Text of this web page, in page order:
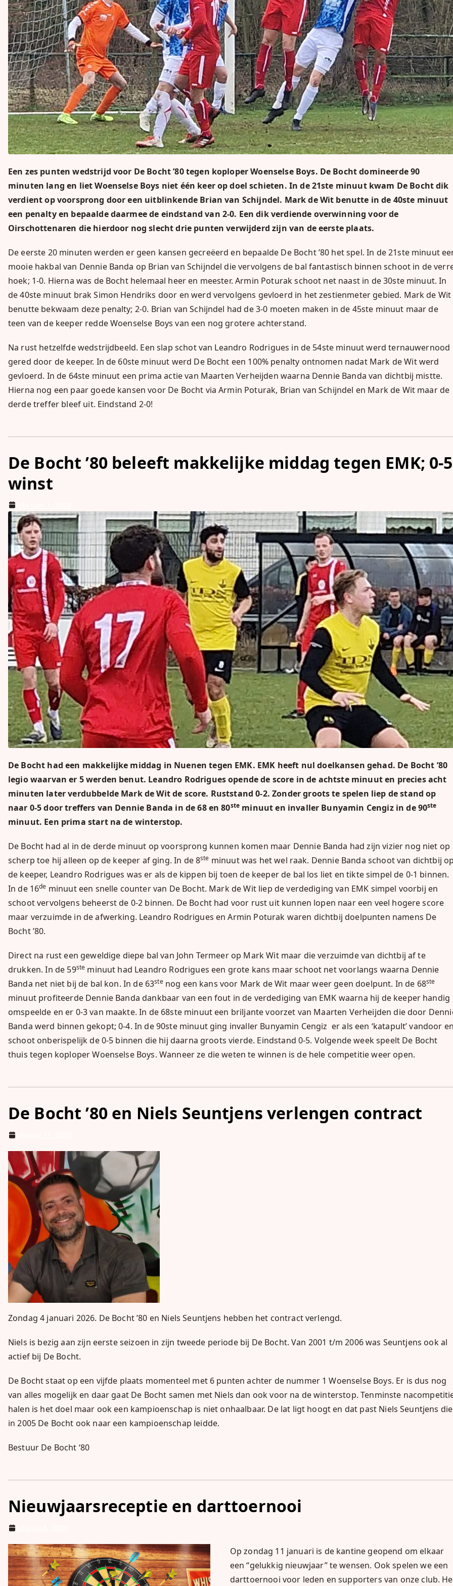
Een zes punten wedstrijd voor De Bocht ’80 tegen koploper Woenselse Boys. De Bocht domineerde 90
minuten lang en liet Woenselse Boys niet één keer op doel schieten. In de 21ste minuut kwam De Bocht dik
verdient op voorsprong door een uitblinkende Brian van Schijndel. Mark de Wit benutte in de 40ste minuut
een penalty en bepaalde daarmee de eindstand van 2-0. Een dik verdiende overwinning voor de
Oirschottenaren die hierdoor nog slecht drie punten verwijderd zijn van de eerste plaats.
De eerste 20 minuten werden er geen kansen gecreëerd en bepaalde De Bocht ’80 het spel. In de 21ste minuut
mooie hakbal van Dennie Banda op Brian van Schijndel die vervolgens de bal fantastisch binnen schoot in de
hoek; 1-0. Hierna was de Bocht helemaal heer en meester. Armin Poturak schoot net naast in de 30ste minuut. In
de 40ste minuut brak Simon Hendriks door en werd vervolgens gevloerd in het zestienmeter gebied. Mark de Wit
benutte bekwaam deze penalty; 2-0. Brian van Schijndel had de 3-0 moeten maken in de 45ste minuut maar de
teen van de keeper redde Woenselse Boys van een nog grotere achterstand.
Na rust hetzelfde wedstrijdbeeld. Een slap schot van Leandro Rodrigues in de 54ste minuut werd ternauwernood
gered door de keeper. In de 60ste minuut werd De Bocht een 100% penalty ontnomen nadat Mark de Wit werd
gevloerd. In de 64ste minuut een prima actie van Maarten Verheijden waarna Dennie Banda van dichtbij mistte.
Hierna nog een paar goede kansen voor De Bocht via Armin Poturak, Brian van Schijndel en Mark de Wit maar de
derde treffer bleef uit. Eindstand 2-0!
De Bocht ’80 beleeft makkelijke middag tegen EMK; 0-5
winst
De Bocht had een makkelijke middag in Nuenen tegen EMK. EMK heeft nul doelkansen gehad. De Bocht ’80
legio waarvan er 5 werden benut. Leandro Rodrigues opende de score in de achtste minuut en precies acht
minuten later verdubbelde Mark de Wit de score. Ruststand 0-2. Zonder groots te spelen liep de stand op
naar 0-5 door treffers van Dennie Banda in de 68 en 80ste minuut en invaller Bunyamin Cengiz in de 90ste
minuut. Een prima start na de winterstop.
De Bocht had al in de derde minuut op voorsprong kunnen komen maar Dennie Banda had zijn vizier nog niet op
scherp toe hij alleen op de keeper af ging. In de 8ste minuut was het wel raak. Dennie Banda schoot van dichtbij
de keeper, Leandro Rodrigues was er als de kippen bij toen de keeper de bal los liet en tikte simpel de 0-1 binnen.
In de 16de minuut een snelle counter van De Bocht. Mark de Wit liep de verdediging van EMK simpel voorbij en
schoot vervolgens beheerst de 0-2 binnen. De Bocht had voor rust uit kunnen lopen naar een veel hogere score
maar verzuimde in de afwerking. Leandro Rodrigues en Armin Poturak waren dichtbij doelpunten namens De
Bocht ’80.
Direct na rust een geweldige diepe bal van John Termeer op Mark Wit maar die verzuimde van dichtbij af te
drukken. In de 59ste minuut had Leandro Rodrigues een grote kans maar schoot net voorlangs waarna Dennie
Banda net niet bij de bal kon. In de 63stenog een kans voor Mark de Wit maar weer geen doelpunt. In de 68ste
minuut profiteerde Dennie Banda dankbaar van een fout in de verdediging van EMK waarna hij de keeper handig
omspeelde en er 0-3 van maakte. In de 68ste minuut een briljante voorzet van Maarten Verheijden die door
Banda werd binnen gekopt; 0-4. In de 90ste minuut ging invaller Bunyamin Cengiz er als een ‘katapult’ vandoor
schoot onberispelijk de 0-5 binnen die hij daarna groots vierde. Eindstand 0-5. Volgende week speelt De Bocht
thuis tegen koploper Woenselse Boys. Wanneer ze die weten te winnen is de hele competitie weer open.
De Bocht ’80 en Niels Seuntjens verlengen contract
Zondag 4 januari 2026. De Bocht ’80 en Niels Seuntjens hebben het contract verlengd.
Niels is bezig aan zijn eerste seizoen in zijn tweede periode bij De Bocht. Van 2001 t/m 2006 was Seuntjens ook al
actief bij De Bocht.
De Bocht staat op een vijfde plaats momenteel met 6 punten achter de nummer 1 Woenselse Boys. Er is dus nog
van alles mogelijk en daar gaat De Bocht samen met Niels dan ook voor na de winterstop. Tenminste
halen is het doel maar ook een kampioenschap is niet onhaalbaar. De lat ligt hoogt en dat past Niels Seuntjens die
in 2005 De Bocht ook naar een kampioenschap leidde.
Bestuur De Bocht ‘80
Nieuwjaarsreceptie en darttoernooi
Op zondag 11 januari is de kantine geopend om elkaar
een “gelukkig nieuwjaar” te wensen. Ook spelen we een
darttoernooi voor leden en supporters van onze club.